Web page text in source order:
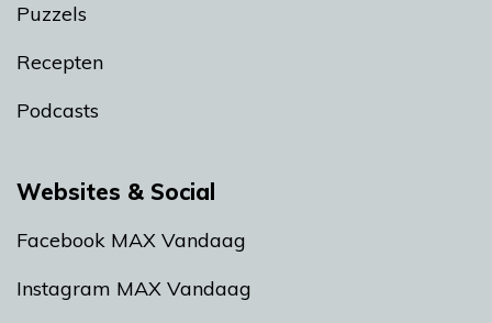
Puzzels
Recepten
Podcasts
Websites & Social
Facebook MAX Vandaag
Instagram MAX Vandaag